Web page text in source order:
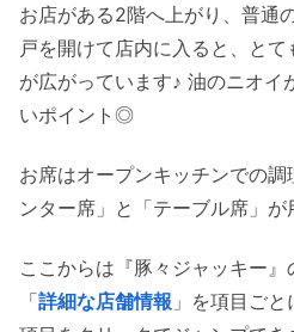
お店がある2階へ上がり、普通
戸を開けて店内に入ると、と
が広がっています♪ 油のニオイ
いポイント◎
お席はオープンキッチンでの
ンター席」と「テーブル席」が
ここからは『豚々ジャッキー』
「詳細な店舗情報 」を項目ご